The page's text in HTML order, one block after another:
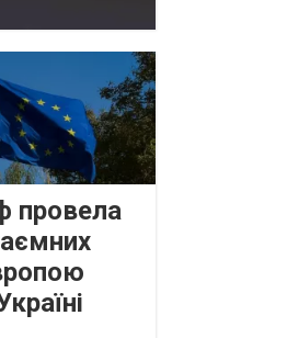
провела